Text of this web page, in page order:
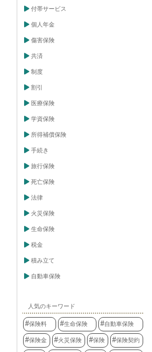
付帯サービス
個人年金
傷害保険
共済
制度
割引
医療保険
学資保険
所得補償保険
手続き
旅行保険
死亡保険
法律
火災保険
生命保険
税金
積み立て
自動車保険
人気のキーワード
保険料 生命保険 自動車保険
保険金 火災保険 保険 保険契約